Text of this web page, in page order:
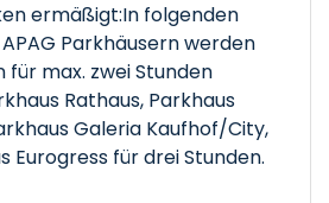
ermäßigt:In folgenden
Parkhäusern werden
max. zwei Stunden
Rathaus, Parkhaus
Galeria Kaufhof/City,
Eurogress für drei Stunden.